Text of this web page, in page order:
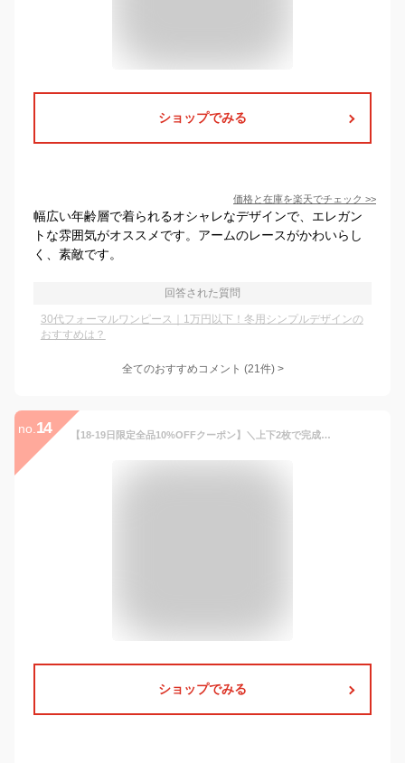
ショップでみる
価格と在庫を楽天でチェック >>
幅広い年齢層で着られるオシャレなデザインで、エレガン
トな雰囲気がオススメです。アームのレースがかわいらし
く、素敵です。
回答された質問
30代フォーマルワンピース｜1万円以下！冬用シンプルデザインの
おすすめは？
全てのおすすめコメント (21件) >
no. 14 【18-19日限定全品10%OFFクーポン】＼上下2枚で完成！／めくれてもお腹見えない◎インナーセット水着 UVカット率 99%以上 水着 レディース 体型カバー水着 UPF50+ ママ水着 セパレート 大きいサイズ レイヤード風 半袖ラッシュガードセット ショートパンツ
ショップでみる